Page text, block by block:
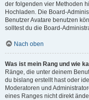
der folgenden vier Methoden
Hochladen. Die Board-
Benutzer Avatare benutzen
solltest du die Board-
Nach oben
Was ist mein Rang und wie
Ränge, die unter deinem
du bislang erstellt hast oder
Moderatoren und
eines Ranges nicht direkt